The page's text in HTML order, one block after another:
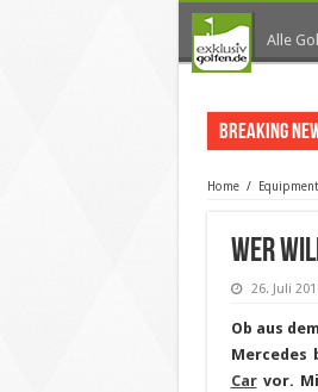
Alle
Breaking
Home / Equipment
Wer
26. Juli
Ob aus
Mercedes
Carvor.